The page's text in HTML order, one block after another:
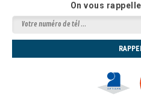
On vous